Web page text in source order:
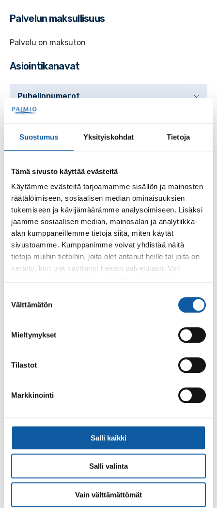
Suostumus Yksityiskohdat Tietoja
Tämä sivusto käyttää evästeitä
Käytämme evästeitä tarjoamamme sisällön ja mainosten
räätälöimiseen, sosiaalisen median ominaisuuksien
tukemiseen ja kävijämäärämme analysoimiseen. Lisäksi
jaamme sosiaalisen median, mainosalan ja analytiikka-
alan kumppaneillemme tietoja siitä, miten käytät
sivustoamme. Kumppanimme voivat yhdistää näitä
tietoja muihin tietoihin, joita olet antanut heille tai joita on
kerätty, kun olet käyttänyt heidän palvelujaan. Voit
valinta
Välttämätön
Mieltymykset
Tilastot
Markkinointi
Salli kaikki
Salli valinta
Vain välttämättömät
Palvelun maksullisuus
Palvelu on maksuton
Asiointikanavat
Puhelinnumerot
Palvelupaikat
Vistantie 18, 21530 Paimio
Tausta ja lainsäädäntö
Valrtioneuvoston asetus eräiden maa- ja
puutarhataloudesta peräisin olevien päästöjen
rajoittamisesta
paimio.kaupunki@paimio.fi
FacebookInstagram